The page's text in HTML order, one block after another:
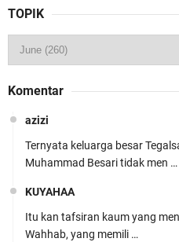
TOPIK
Komentar
azizi
Ternyata keluarga besar
Muhammad Besari tidak men …
KUYAHAA
Itu kan tafsiran kaum yang
Wahhab, yang memili …